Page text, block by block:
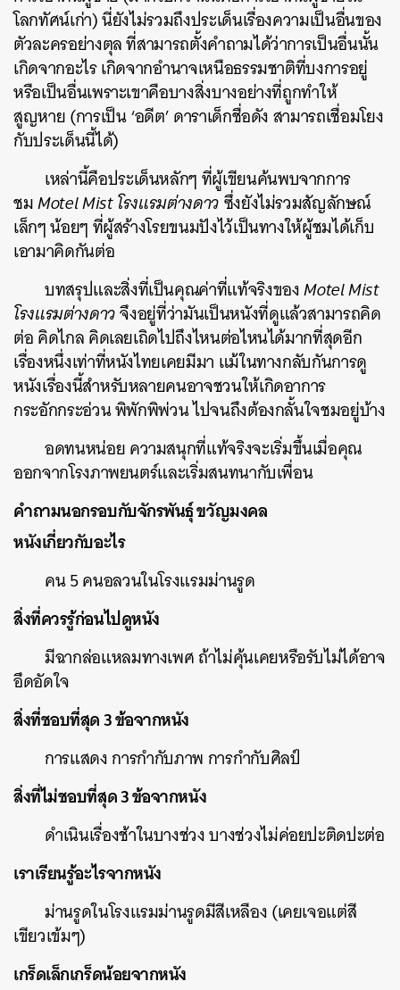
โลกทัศน์เก่า) นี่ยังไม่รวมถึงประเด็นเรื่องความเป็นอื่นของ
ตัวละครอย่างตุล ที่สามารถตั้งคำถามได้ว่าการเป็นอื่นนั้น
เกิดจากอะไร เกิดจากอำนาจเหนือธรรมชาติที่บงการอยู่
หรือเป็นอื่นเพราะเขาคือบางสิ่งบางอย่างที่ถูกทำให้
สูญหาย (การเป็น ‘อดีต’ ดาราเด็กชื่อดัง สามารถเชื่อมโยง
กับประเด็นนี้ได้)
เหล่านี้คือประเด็นหลักๆ ที่ผู้เขียนค้นพบจากการ
ชมMotel Mist โรงแรมต่างดาวซึ่งยังไม่รวมสัญลักษณ์
เล็กๆ น้อยๆ ที่ผู้สร้างโรยขนมปังไว้เป็นทางให้ผู้ชมได้เก็บ
เอามาคิดกันต่อ
บทสรุปและสิ่งที่เป็นคุณค่าที่แท้จริงของMotel Mist
โรงแรมต่างดาวจึงอยู่ที่ว่ามันเป็นหนังที่ดูแล้วสามารถคิด
ต่อ คิดไกล คิดเลยเถิดไปถึงไหนต่อไหนได้มากที่สุดอีก
เรื่องหนึ่งเท่าที่หนังไทยเคยมีมา แม้ในทางกลับกันการดู
หนังเรื่องนี้สำหรับหลายคนอาจชวนให้เกิดอาการ
กระอักกระอ่วน พิพักพิพ่วน ไปจนถึงต้องกลั้นใจชมอยู่บ้าง
อดทนหน่อย ความสนุกที่แท้จริงจะเริ่มขึ้นเมื่อคุณ
ออกจากโรงภาพยนตร์และเริ่มสนทนากับเพื่อน
คำถามนอกรอบกับจักรพันธุ์ ขวัญมงคล
หนังเกี่ยวกับอะไร
คน 5 คนอลวนในโรงแรมม่านรูด
สิ่งที่ควรรู้ก่อนไปดูหนัง
มีฉากล่อแหลมทางเพศ ถ้าไม่คุ้นเคยหรือรับไม่ได้อาจ
อึดอัดใจ
สิ่งที่ชอบที่สุด 3 ข้อจากหนัง
การแสดง การกำกับภาพ การกำกับศิลป์
สิ่งที่ไม่ชอบที่สุด 3 ข้อจากหนัง
ดำเนินเรื่องช้าในบางช่วง บางช่วงไม่ค่อยปะติดปะต่อ
เราเรียนรู้อะไรจากหนัง
ม่านรูดในโรงแรมม่านรูดมีสีเหลือง (เคยเจอแต่สี
เขียวเข้มๆ)
เกร็ดเล็กเกร็ดน้อยจากหนัง
ค้นหา